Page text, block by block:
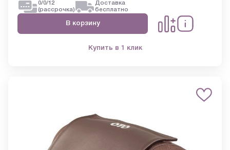
0/0/12
(рассрочка)
Доставка
бесплатно
В корзину
Купить в 1 клик